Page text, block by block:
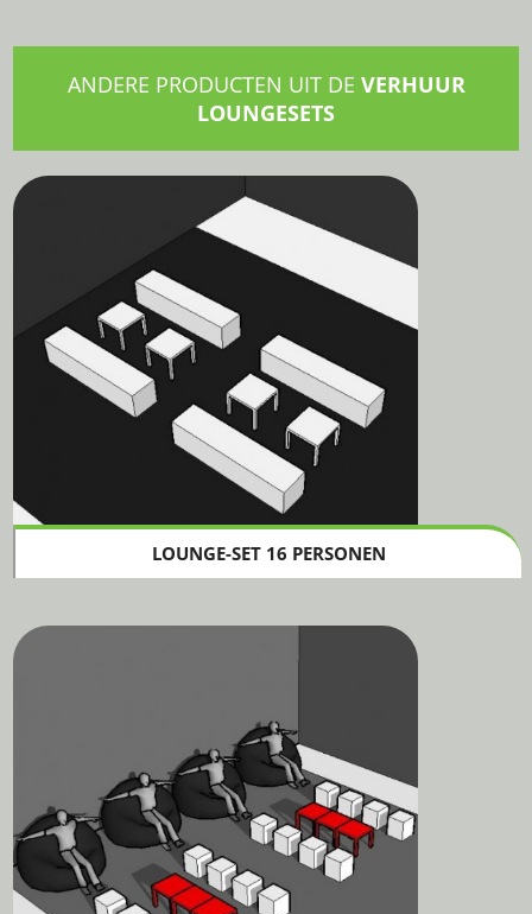
ANDERE PRODUCTEN UIT DE VERHUUR
LOUNGESETS
LOUNGE-SET 16 PERSONEN